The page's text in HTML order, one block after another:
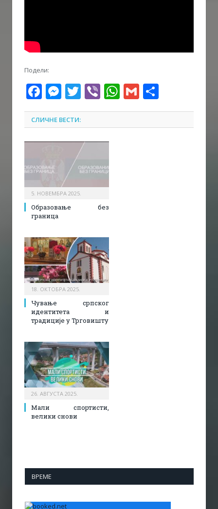
Подели:
Facebook
Messenger
Twitter
ViberWhatsApp
Gmail
СЛИЧНЕ ВЕСТИ:
5. НОВЕМБРА 2025.
Образовање без
граница
18. ОКТОБРА 2025.
Чување српског
идентитета и
традиције у Трговишту
26. АВГУСТА 2025.
Мали спортисти,
велики снови
ВРЕМЕ